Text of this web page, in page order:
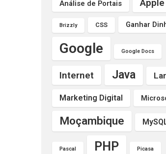
Análise de Portais Apple
Brizzly CSS Ganhar
Google Google Docs
Internet Java
Marketing Digital
Moçambique
Pascal PHP Picasa